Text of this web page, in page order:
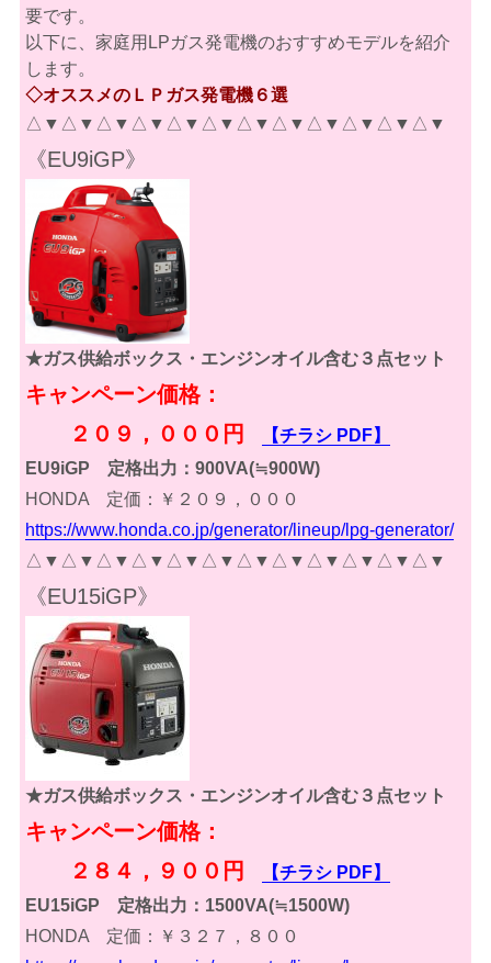
要です。
以下に、家庭用LPガス発電機のおすすめモデルを紹介
します。
◇オススメのＬＰガス発電機６選
△▼△▼△▼△▼△▼△▼△▼△▼△▼△▼△▼△▼
《EU9iGP》
★ガス供給ボックス・エンジンオイル含む３点セット
キャンペーン価格：
２０９，０００円
【チラシ PDF】
EU9iGP 定格出力：900VA(≒900W)
HONDA 定価：￥２０９，０００
https://www.honda.co.jp/generator/lineup/lpg-generator/
△▼△▼△▼△▼△▼△▼△▼△▼△▼△▼△▼△▼
《EU15iGP》
★ガス供給ボックス・エンジンオイル含む３点セット
キャンペーン価格：
２８４，９００円
【チラシ PDF】
EU15iGP 定格出力：1500VA(≒1500W)
HONDA 定価：￥３２７，８００